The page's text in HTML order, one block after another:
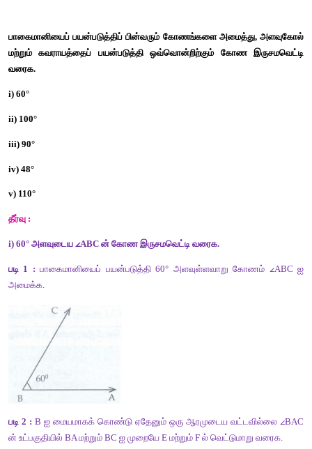
பயிற்சி : 5.4
பாகைமானியைப் பயன்படுத்திப் பின்வரும் கோணங்களை
மற்றும் கவராயத்தைப் பயன்படுத்தி ஒவ்வொன்றிற்கும் கோண
வரைக.
i) 60°
iii) 90°
v) 110°
தீர்வு :
படி 1 : பாகைமானியைப் பயன்படுத்தி 60° அளவுள்ளவாறு